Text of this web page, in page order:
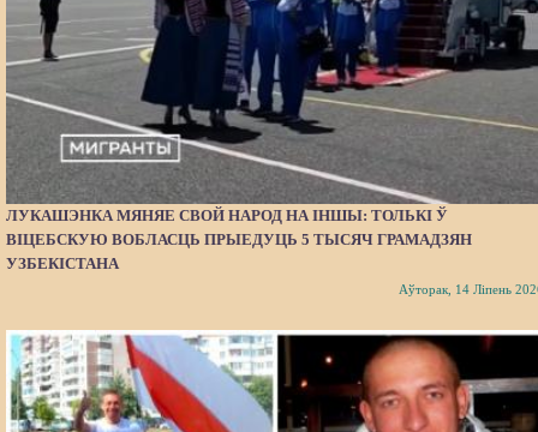
ЛУКАШЭНКА МЯНЯЕ СВОЙ НАРОД НА ІНШЫ: ТОЛЬКІ Ў
ВІЦЕБСКУЮ ВОБЛАСЦЬ ПРЫЕДУЦЬ 5 ТЫСЯЧ ГРАМАДЗЯН
УЗБЕКІСТАНА
Аўторак, 14 Ліпень